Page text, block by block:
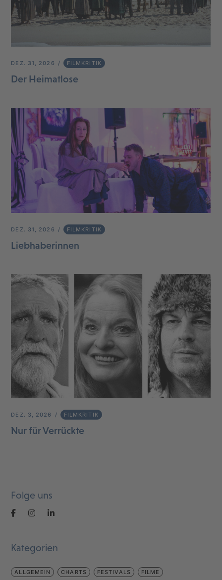
DEZ. 31, 2026 FILMKRITIK
Der Heimatlose
DEZ. 31, 2026 FILMKRITIK
Liebhaberinnen
DEZ. 3, 2026 FILMKRITIK
Nur für Verrückte
Folge uns
Kategorien
ALLGEMEIN CHARTS FESTIVALS FILME